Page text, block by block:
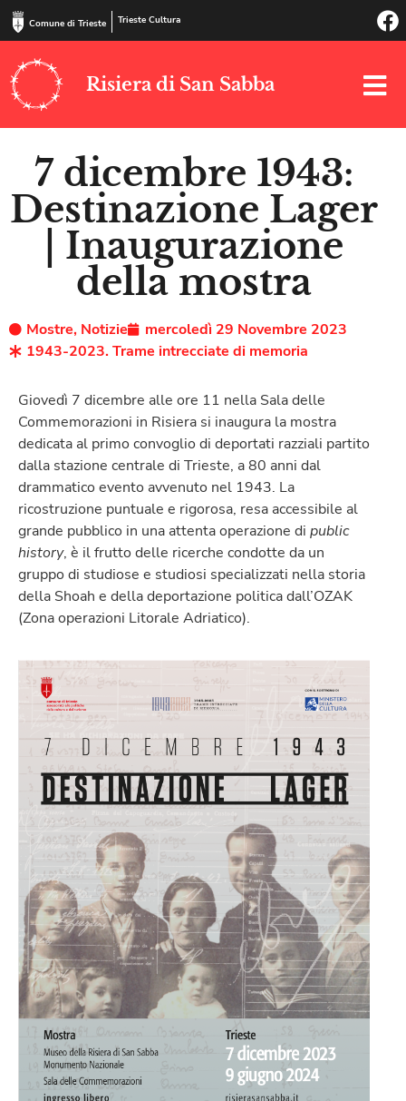
Comune di Trieste Trieste Cultura
Risiera di San Sabba
7 dicembre 1943:
Destinazione Lager
| Inaugurazione
della mostra
Mostre, Notizie
mercoledì 29 Novembre 2023
1943-2023. Trame intrecciate di memoria
Giovedì 7 dicembre alle ore 11 nella Sala delle
Commemorazioni in Risiera si inaugura la mostra
dedicata al primo convoglio di deportati razziali partito
dalla stazione centrale di Trieste, a 80 anni dal
drammatico evento avvenuto nel 1943. La
ricostruzione puntuale e rigorosa, resa accessibile al
grande pubblico in una attenta operazione di public
history, è il frutto delle ricerche condotte da un
gruppo di studiose e studiosi specializzati nella storia
della Shoah e della deportazione politica dall’OZAK
(Zona operazioni Litorale Adriatico).